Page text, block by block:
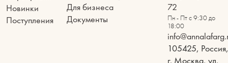
Новинки
Поступления
Для бизнеса
Документы
72
Пн - Пт с 9:30 до
18:00
105425, Россия,
г. Москва, ул.